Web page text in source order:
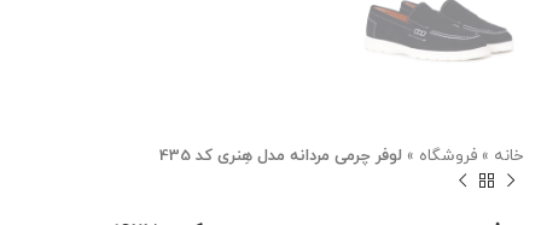
خانه » فروشگاه » لوفر چرمی مردانه مدل هِنری کد 435